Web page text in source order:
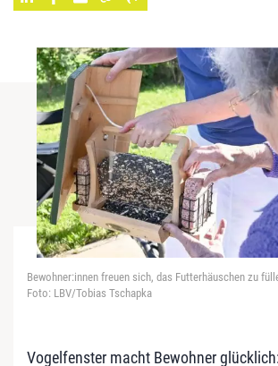
Bewohner:innen freuen sich, das Futterhäuschen zu
Foto: LBV/Tobias Tschapka
Vogelfenster macht Bewohner